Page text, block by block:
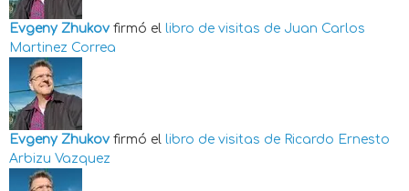
Evgeny Zhukov firmó el libro de visitas de Juan Carlos
Martinez Correa
Evgeny Zhukov firmó el libro de visitas de Ricardo Ernesto
Arbizu Vazquez